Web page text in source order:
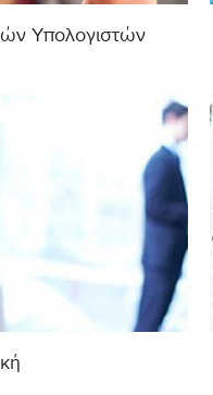
Υπολογιστών